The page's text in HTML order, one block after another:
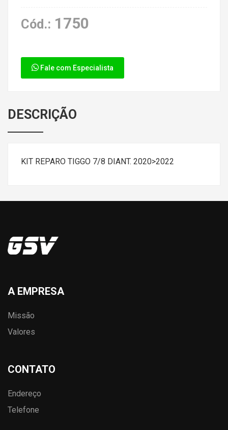
Cód.: 1750
Fale com Especialista
DESCRIÇÃO
KIT REPARO TIGGO 7/8 DIANT. 2020>2022
A EMPRESA
Missão
Valores
CONTATO
Endereço
Telefone